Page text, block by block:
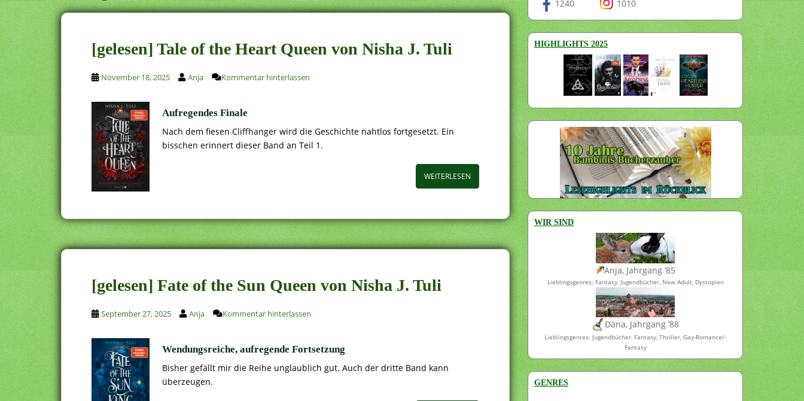
[gelesen] Tale of the Heart Queen von Nisha J. Tuli
November 18, 2025 Anja Kommentar hinterlassen
Aufregendes Finale
Nach dem fiesen Cliffhanger wird die Geschichte nahtlos fortgesetzt. Ein
bisschen erinnert dieser Band an Teil 1.
WEITERLESEN
[gelesen] Fate of the Sun Queen von Nisha J. Tuli
September 27, 2025 Anja Kommentar hinterlassen
Wendungsreiche, aufregende Fortsetzung
Bisher gefällt mir die Reihe unglaublich gut. Auch der dritte Band kann
überzeugen.
1240 1010
HIGHLIGHTS 2025
WIR SIND
Anja, Jahrgang ’85
Lieblingsgenres: Fantasy, Jugendbücher, New Adult, Dystopien
Dana, Jahrgang ’88
Lieblingsgenres: Jugendbücher, Fantasy, Thriller, Gay-Romance/-
Fantasy
GENRES